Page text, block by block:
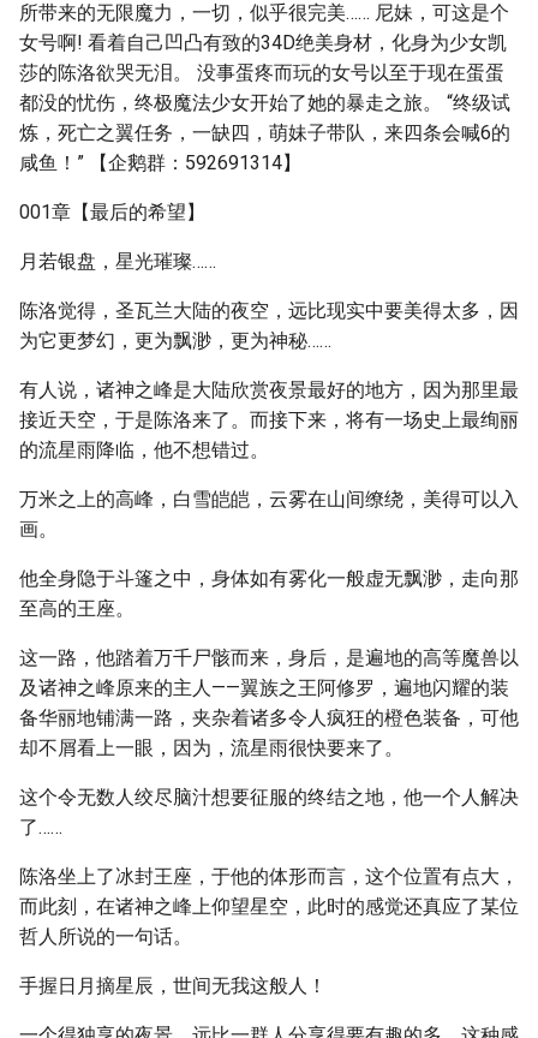
所带来的无限魔力，一切，似乎很完美…… 尼妹，可这是个
女号啊! 看着自己凹凸有致的34D绝美身材，化身为少女凯
莎的陈洛欲哭无泪。 没事蛋疼而玩的女号以至于现在蛋蛋
都没的忧伤，终极魔法少女开始了她的暴走之旅。 “终级试
炼，死亡之翼任务，一缺四，萌妹子带队，来四条会喊6的
咸鱼！” 【企鹅群：592691314】
001章【最后的希望】
月若银盘，星光璀璨……
陈洛觉得，圣瓦兰大陆的夜空，远比现实中要美得太多，因
为它更梦幻，更为飘渺，更为神秘……
有人说，诸神之峰是大陆欣赏夜景最好的地方，因为那里最
接近天空，于是陈洛来了。而接下来，将有一场史上最绚丽
的流星雨降临，他不想错过。
万米之上的高峰，白雪皑皑，云雾在山间缭绕，美得可以入
画。
他全身隐于斗篷之中，身体如有雾化一般虚无飘渺，走向那
至高的王座。
这一路，他踏着万千尸骸而来，身后，是遍地的高等魔兽以
及诸神之峰原来的主人——翼族之王阿修罗，遍地闪耀的装
备华丽地铺满一路，夹杂着诸多令人疯狂的橙色装备，可他
却不屑看上一眼，因为，流星雨很快要来了。
这个令无数人绞尽脑汁想要征服的终结之地，他一个人解决
了……
陈洛坐上了冰封王座，于他的体形而言，这个位置有点大，
而此刻，在诸神之峰上仰望星空，此时的感觉还真应了某位
哲人所说的一句话。
手握日月摘星辰，世间无我这般人！